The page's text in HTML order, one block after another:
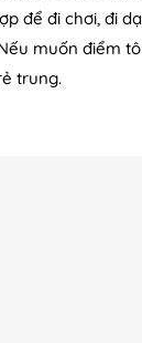
để đi chơi, đi
muốn điểm
trung.